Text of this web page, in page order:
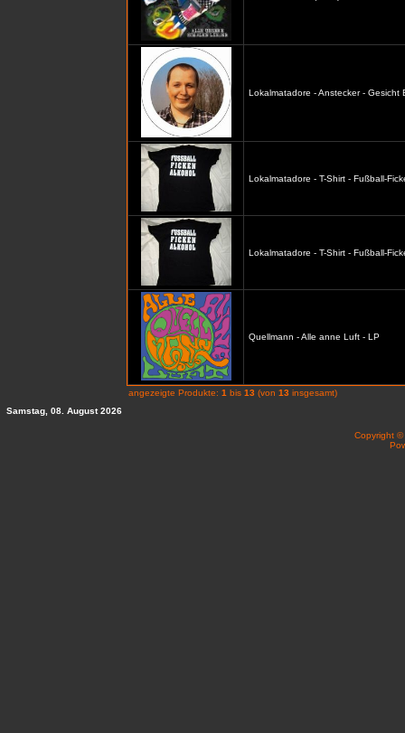
Lokalmatadore - Anstecker - Gesicht
Lokalmatadore - T-Shirt - Fußball-
Lokalmatadore - T-Shirt - Fußball-
Quellmann - Alle anne Luft - LP
angezeigte Produkte: 1 bis 13 (von 13 insgesamt)
Samstag, 08. August 2026
Copyright